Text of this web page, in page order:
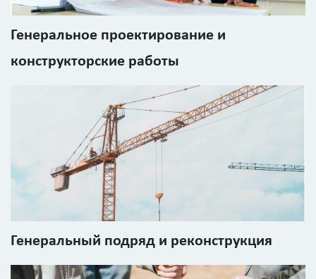
Генеральное проектирование и
конструкторские работы
Генеральный подряд и реконструкция